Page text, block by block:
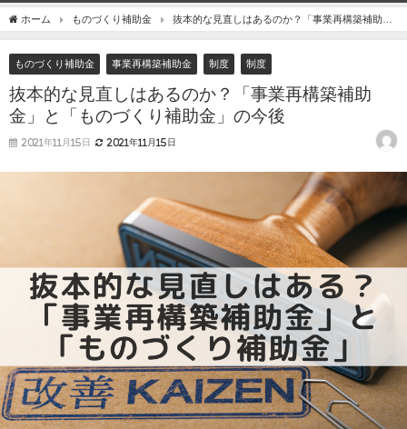
ホーム ものづくり補助金
抜本的な見直しはあるのか？「事業再構築補助
金」と「ものづくり補助金」の今後
ものづくり補助金 事業再構築補助金 制度 制度
抜本的な見直しはあるのか？「事業再構築補助
金」と「ものづくり補助金」の今後
2021年11月15日 2021年11月15日